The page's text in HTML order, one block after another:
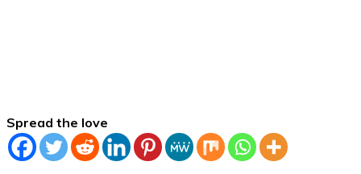
Spread the love